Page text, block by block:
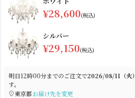
¥28,600 税込
シルバー
¥29,150 税込
明日12時00分までのご注文で2026/08/11（火）
す。
東京都お届け先を変更